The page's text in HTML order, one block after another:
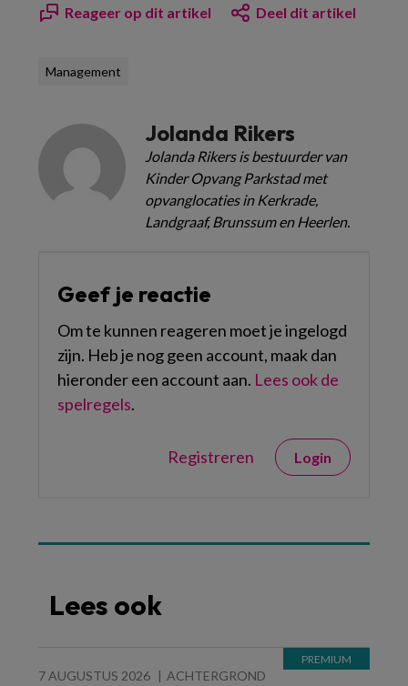
Reageer op dit artikel Deel dit artikel
Management
Jolanda Rikers
Jolanda Rikers is bestuurder van
Kinder Opvang Parkstad met
opvanglocaties in Kerkrade,
Landgraaf, Brunssum en Heerlen.
Geef je reactie
Om te kunnen reageren moet je ingelogd
zijn. Heb je nog geen account, maak dan
hieronder een account aan. Lees ook de
spelregels.
Registreren Login
Lees ook
7 AUGUSTUS 2026 ACHTERGROND